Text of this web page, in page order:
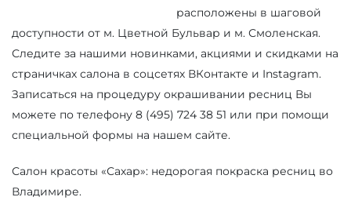
расположены в шаговой
доступности от м. Цветной Бульвар и м. Смоленская.
Следите за нашими новинками, акциями и скидками на
страничках салона в соцсетях ВКонтакте и Instagram.
Записаться на процедуру окрашивании ресниц Вы
можете по телефону 8 (495) 724 38 51 или при помощи
специальной формы на нашем сайте.
Салон красоты «Сахар»: недорогая покраска ресниц во
Владимире.